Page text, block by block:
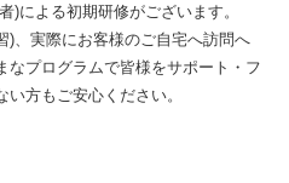
)による初期研修がございます。
)、実際にお客様のご自宅へ訪問へ
なプログラムで皆様をサポート・フ
方もご安心ください。